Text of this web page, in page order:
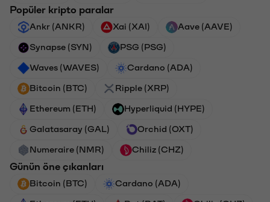
Popüler kripto paralar
Ankr (ANKR) Xai (XAI) Aave (AAVE)
Synapse (SYN) PSG (PSG)
Waves (WAVES) Cardano (ADA)
Bitcoin (BTC) Ripple (XRP)
Ethereum (ETH) Hyperliquid (HYPE)
Galatasaray (GAL) Orchid (OXT)
Numeraire (NMR) Chiliz (CHZ)
Günün öne çıkanları
Bitcoin (BTC) Cardano (ADA)